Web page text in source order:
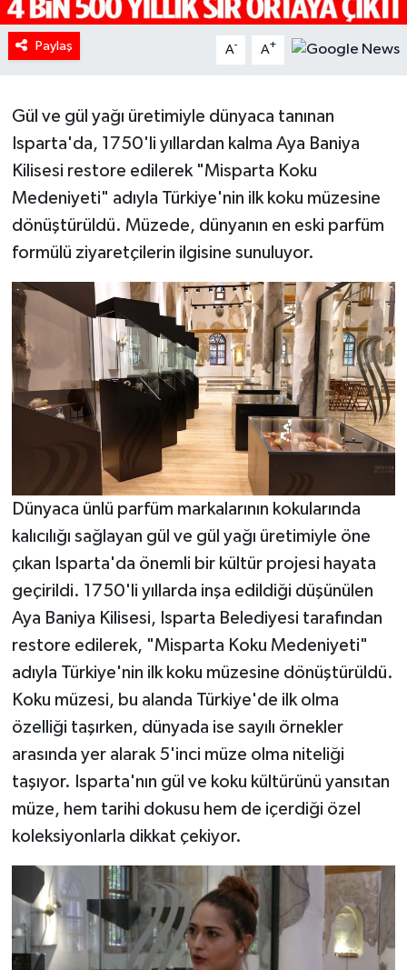
Paylaş A- A+
Gül ve gül yağı üretimiyle dünyaca tanınan
Isparta'da, 1750'li yıllardan kalma Aya Baniya
Kilisesi restore edilerek "Misparta Koku
Medeniyeti" adıyla Türkiye'nin ilk koku müzesine
dönüştürüldü. Müzede, dünyanın en eski parfüm
formülü ziyaretçilerin ilgisine sunuluyor.
Dünyaca ünlü parfüm markalarının kokularında
kalıcılığı sağlayan gül ve gül yağı üretimiyle öne
çıkan Isparta'da önemli bir kültür projesi hayata
geçirildi. 1750'li yıllarda inşa edildiği düşünülen
Aya Baniya Kilisesi, Isparta Belediyesi tarafından
restore edilerek, "Misparta Koku Medeniyeti"
adıyla Türkiye'nin ilk koku müzesine dönüştürüldü.
Koku müzesi, bu alanda Türkiye'de ilk olma
özelliği taşırken, dünyada ise sayılı örnekler
arasında yer alarak 5'inci müze olma niteliği
taşıyor. Isparta'nın gül ve koku kültürünü yansıtan
müze, hem tarihi dokusu hem de içerdiği özel
koleksiyonlarla dikkat çekiyor.
POLİTİKA
RESMİ İLANLAR
SAĞLIK
Spor
Tarihi Yapılarımız
Teknoloji
Türkiye
Yerel
İletişim
Künye